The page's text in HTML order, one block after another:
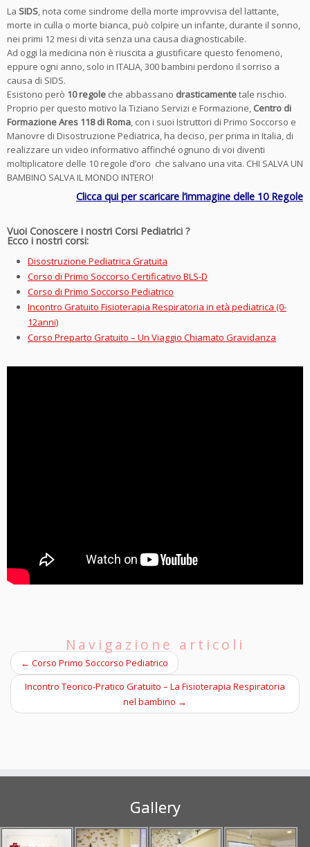
La SIDS, nota come sindrome della morte improvvisa del lattante,
morte in culla o morte bianca, può colpire un infante, durante il sonno,
nei primi 12 mesi di vita senza una causa diagnosticabile.
Ad oggi la medicina non è riuscita a giustificare questo fenomeno,
eppure ogni anno, solo in ITALIA, 300 bambini perdono il sorriso a
causa di SIDS.
Esistono però 10 regole che abbassano drasticamentetale rischio.
Proprio per questo motivo la Tiziano Servizi e Formazione, Centro di
Formazione Ares 118 di Roma, con i suoi Istruttori di Primo Soccorso e
Manovre di Disostruzione Pediatrica, ha deciso, per prima in Italia, di
realizzare un video informativo affinché ognuno di voi diventi
moltiplicatore delle 10 regole d’oro che salvano una vita. CHI SALVA UN
BAMBINO SALVA IL MONDO INTERO!
Clicca qui per scaricare l’immagine delle 10 Regole
Vuoi Conoscere i nostri Corsi Pediatrici ?
Ecco i nostri corsi:
Disostruzione Pediatrica Gratuita
Corso di Primo Soccorso Certificativo BLS-D
Corso di Primo Soccorso Pediatrico
Incontro Gratuito Fisioterapia Respiratoria in età pediatrica (0-
12anni)
Corso Preparto Gratuito – Un Viaggio Chiamato Gravidanza
Navigazione articoli
← Corso Primo Soccorso Pediatrico
Incontro Teorico-Pratico Gratuito – La Fisioterapia Respiratoria
nel bambino →
Gallery